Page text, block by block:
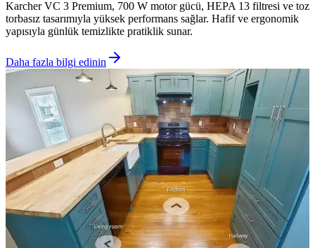
Karcher VC 3 Premium, 700 W motor gücü, HEPA 13 filtresi ve toz
torbasız tasarımıyla yüksek performans sağlar. Hafif ve ergonomik
yapısıyla günlük temizlikte pratiklik sunar.
Daha fazla bilgi edinin